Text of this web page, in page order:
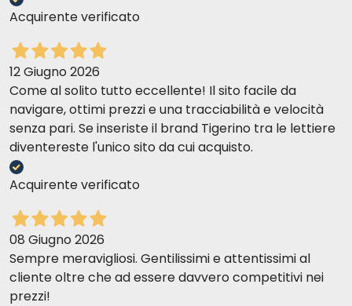
Acquirente verificato
12 Giugno 2026
Come al solito tutto eccellente! Il sito facile da
navigare, ottimi prezzi e una tracciabilità e velocità
senza pari. Se inseriste il brand Tigerino tra le lettiere
diventereste l'unico sito da cui acquisto.
Acquirente verificato
08 Giugno 2026
Sempre meravigliosi. Gentilissimi e attentissimi al
cliente oltre che ad essere davvero competitivi nei
prezzi!